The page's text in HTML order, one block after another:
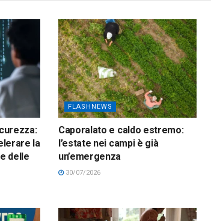
la
delle
FLASHNEWS
Caporalato e caldo estremo:
l’estate nei campi è già
un’emergenza
30/07/2026